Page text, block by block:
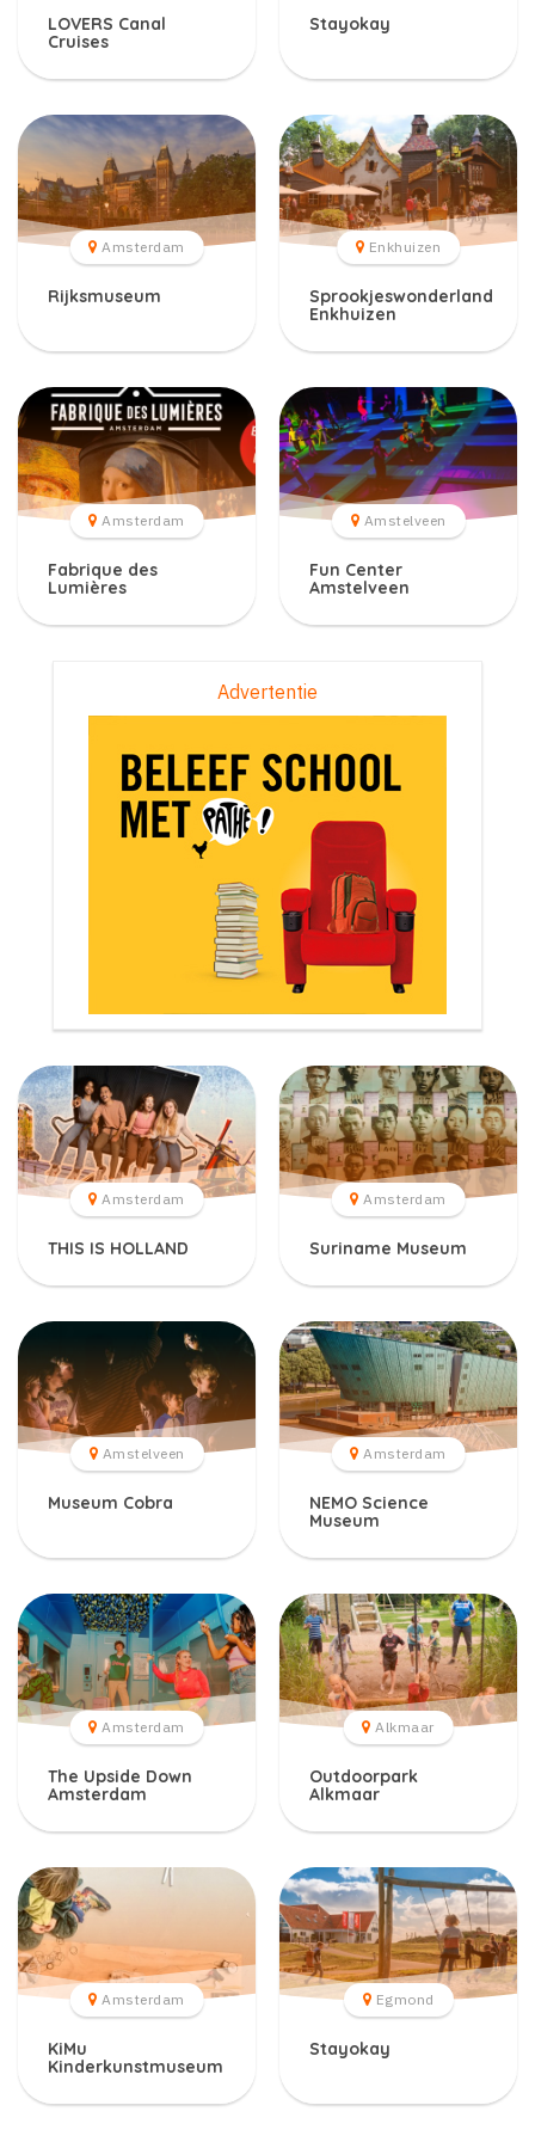
LOVERS Canal
Cruises
Stayokay
Amsterdam
Rijksmuseum
Enkhuizen
Sprookjeswonderland
Enkhuizen
Amsterdam
Fabrique des
Lumières
Amstelveen
Fun Center
Amstelveen
Advertentie
Amsterdam
THIS IS HOLLAND
Amsterdam
Suriname Museum
Amstelveen
Museum Cobra
Amsterdam
NEMO Science
Museum
Amsterdam
The Upside Down
Amsterdam
Alkmaar
Outdoorpark
Alkmaar
Amsterdam
KiMu
Kinderkunstmuseum
Egmond
Stayokay